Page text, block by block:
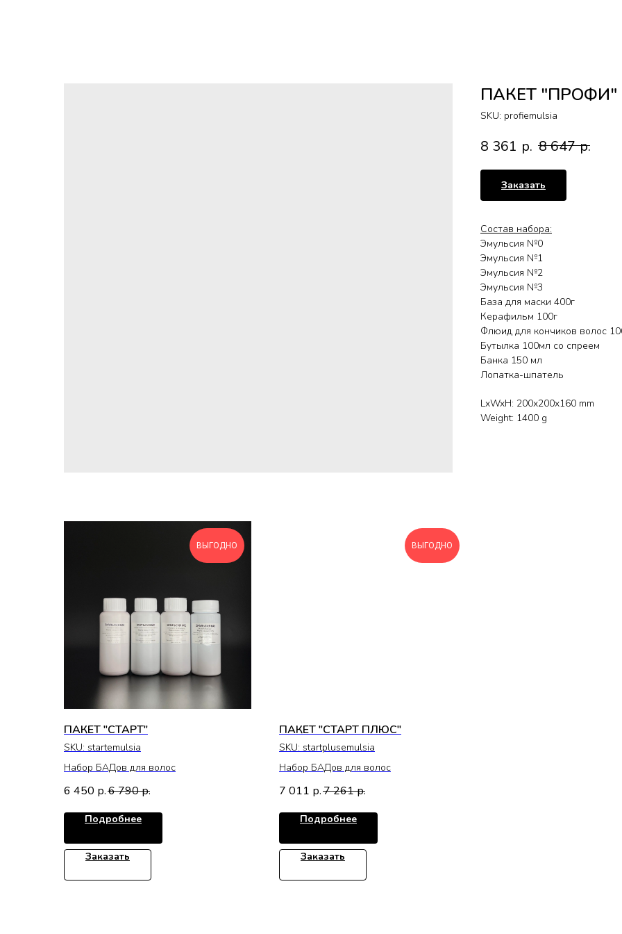
ПАКЕТ "ПРОФИ"
SKU: profiemulsia
8 361 р. 8 647 р.
Заказать
Состав набора:
Эмульсия №0
Эмульсия №1
Эмульсия №2
Эмульсия №3
База для маски 400г
Керафильм 100г
Флюид для кончиков волос
Бутылка 100мл со спреем
Банка 150 мл
Лопатка-шпатель
LxWxH: 200x200x160 mm
Weight: 1400 g
ВЫГОДНО
ПАКЕТ "СТАРТ"
SKU: startemulsia
Набор БАДов для волос
6 450 р.6 790р.
Подробнее
Заказать
ВЫГОДНО
ПАКЕТ "СТАРТ ПЛЮС"
SKU: startplusemulsia
Набор БАДов для волос
7 011 р.7 261р.
Подробнее
Заказать